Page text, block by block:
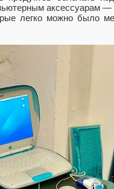
аксессуарам
легко можно было